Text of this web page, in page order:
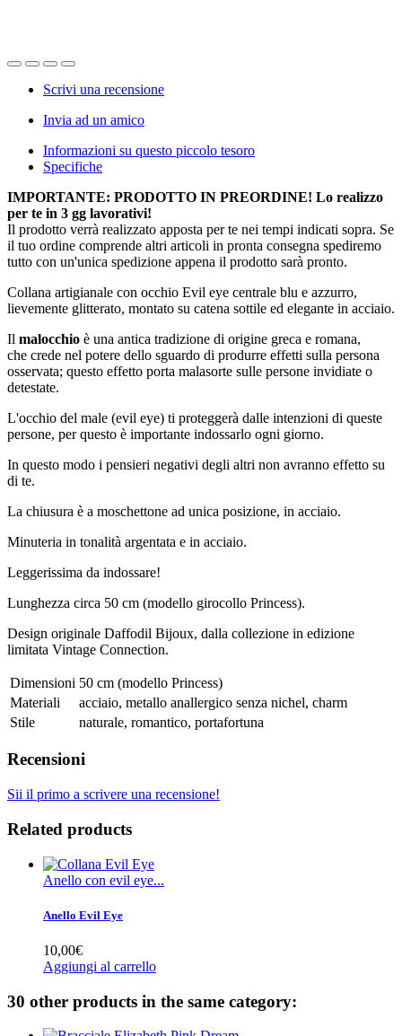
Scrivi una recensione
Invia ad un amico
Informazioni su questo piccolo tesoro
Specifiche
IMPORTANTE: PRODOTTO IN PREORDINE! Lo realizzo
per te in 3 gg lavorativi!
Il prodotto verrà realizzato apposta per te nei tempi indicati sopra. Se
il tuo ordine comprende altri articoli in pronta consegna spediremo
tutto con un'unica spedizione appena il prodotto sarà pronto.
Collana artigianale con occhio Evil eye centrale blu e azzurro,
lievemente glitterato, montato su catena sottile ed elegante in acciaio.
Il malocchio è una antica tradizione di origine greca e romana,
che crede nel potere dello sguardo di produrre effetti sulla persona
osservata; questo effetto porta malasorte sulle persone invidiate o
detestate.
L'occhio del male (evil eye) ti proteggerà dalle intenzioni di queste
persone, per questo è importante indossarlo ogni giorno.
In questo modo i pensieri negativi degli altri non avranno effetto su
di te.
La chiusura è a moschettone ad unica posizione, in acciaio.
Minuteria in tonalità argentata e in acciaio.
Leggerissima da indossare!
Lunghezza circa 50 cm (modello girocollo Princess).
Design originale Daffodil Bijoux, dalla collezione in edizione
limitata Vintage Connection.
Dimensioni 50 cm (modello Princess)
Materiali
acciaio, metallo anallergico senza nichel, charm
Stile
naturale, romantico, portafortuna
Recensioni
Sii il primo a scrivere una recensione!
Related products
Anello con evil eye...
Anello Evil Eye
10,00€
Aggiungi al carrello
30 other products in the same category: